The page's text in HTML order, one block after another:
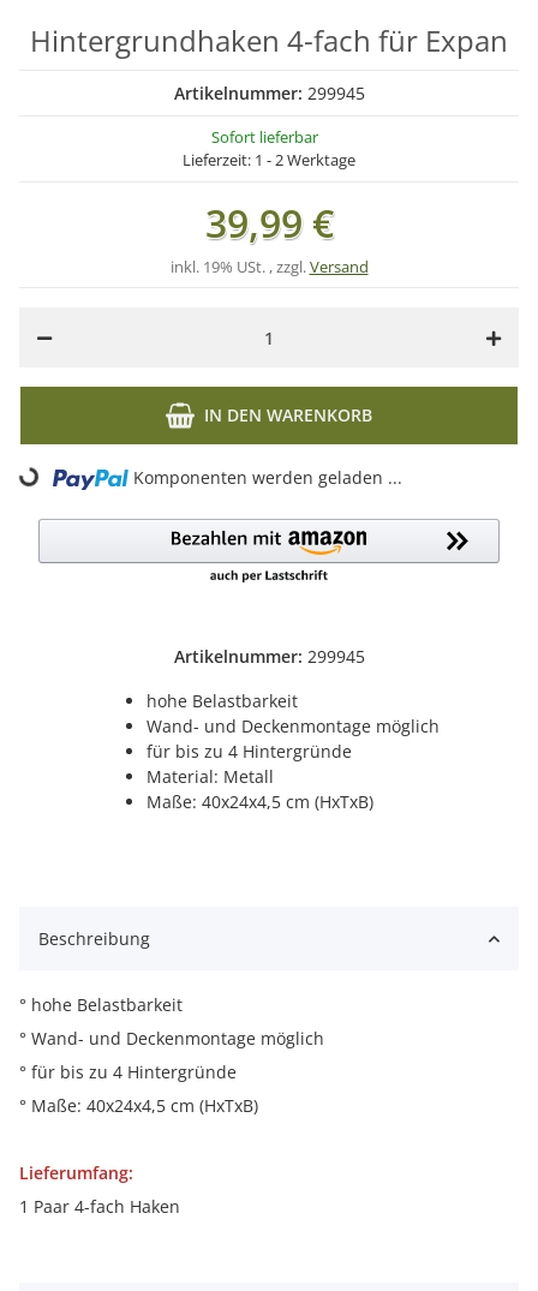
Artikelnummer: 299945
hohe Belastbarkeit
Wand- und Deckenmontage möglich
für bis zu 4 Hintergründe
Material: Metall
Maße: 40x24x4,5 cm (HxTxB)
Hintergrundhaken 4-fach für Expan
Artikelnummer: 299945
Sofort lieferbar
Lieferzeit: 1 - 2 Werktage
39,99 €
inkl. 19% USt. , zzgl.Versand
IN DEN WARENKORB
Loading... Komponenten werden geladen ...
Beschreibung
° hohe Belastbarkeit
° Wand- und Deckenmontage möglich
° für bis zu 4 Hintergründe
° Maße: 40x24x4,5 cm (HxTxB)
Lieferumfang:
1 Paar 4-fach Haken